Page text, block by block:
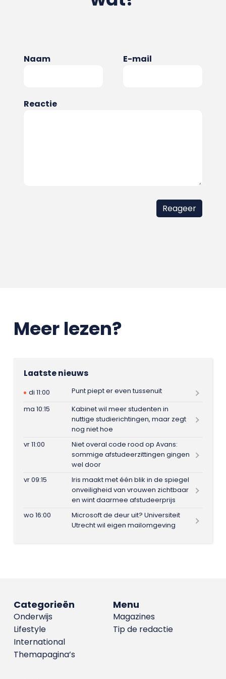
Naam E-mail
Reactie
Meer lezen?
Laatste nieuws
di 11:00
Punt piept er even tussenuit
ma 10:15
Kabinet wil meer studenten in
nuttige studierichtingen, maar zegt
nog niet hoe
vr 11:00
Niet overal code rood op Avans:
sommige afstudeerzittingen gingen
wel door
vr 09:15
Iris maakt met één blik in de spiegel
onveiligheid van vrouwen zichtbaar
en wint daarmee afstudeerprijs
wo 16:00
Microsoft de deur uit? Universiteit
Utrecht wil eigen mailomgeving
Menu
Magazines
Tip de redactie
Categorieën
Onderwijs
Lifestyle
International
Themapagina’s